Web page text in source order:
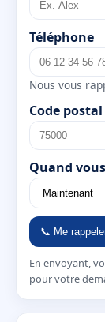
Téléphone
Nous vous
Code postal
Quand
📞 Me
En envoyant,
pour votre